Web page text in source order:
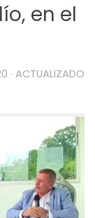
en el
· ACTUALIZADO